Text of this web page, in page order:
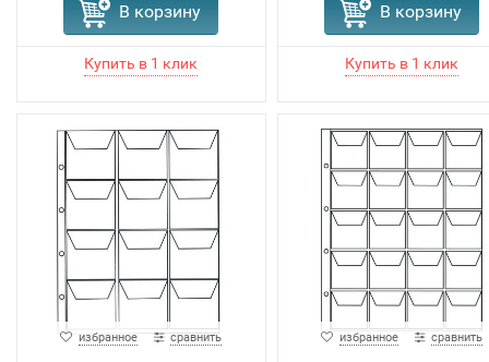
В корзину В корзину
избранное сравнить избранное сравнить